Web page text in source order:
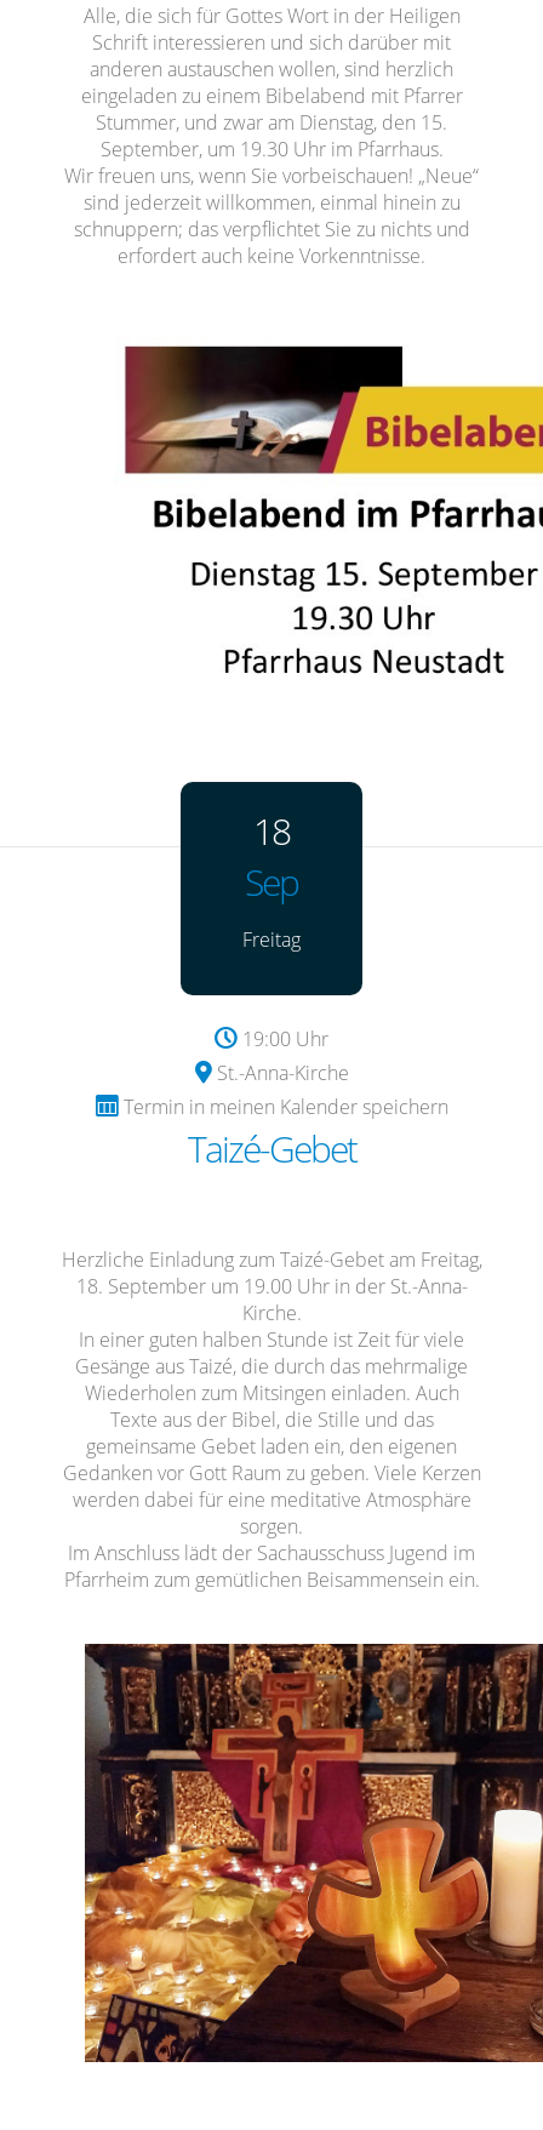
Alle, die sich für Gottes Wort in der Heiligen
Schrift interessieren und sich darüber mit
anderen austauschen wollen, sind herzlich
eingeladen zu einem Bibelabend mit Pfarrer
Stummer, und zwar am Dienstag, den 15.
September, um 19.30 Uhr im Pfarrhaus.
Wir freuen uns, wenn Sie vorbeischauen! „Neue“
sind jederzeit willkommen, einmal hinein zu
schnuppern; das verpflichtet Sie zu nichts und
erfordert auch keine Vorkenntnisse.
18
Sep
Freitag
19:00 Uhr
St.-Anna-Kirche
Termin in meinen Kalender speichern
Taizé-Gebet
Herzliche Einladung zum Taizé-Gebet am Freitag,
18. September um 19.00 Uhr in der St.-Anna-
Kirche.
In einer guten halben Stunde ist Zeit für viele
Gesänge aus Taizé, die durch das mehrmalige
Wiederholen zum Mitsingen einladen. Auch
Texte aus der Bibel, die Stille und das
gemeinsame Gebet laden ein, den eigenen
Gedanken vor Gott Raum zu geben. Viele Kerzen
werden dabei für eine meditative Atmosphäre
sorgen.
Im Anschluss lädt der Sachausschuss Jugend im
Pfarrheim zum gemütlichen Beisammensein ein.